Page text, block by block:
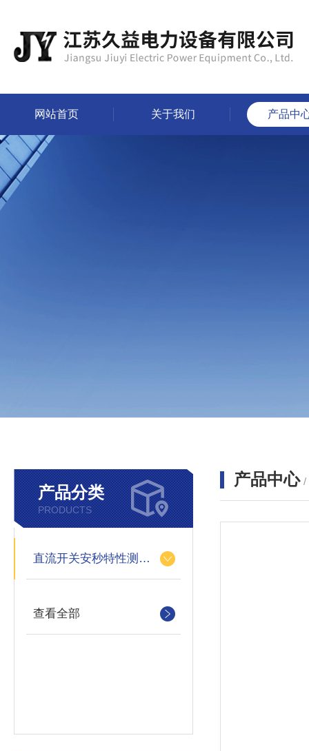
网站首页 关于我们 产品中
产品分类
PRODUCTS
直流开关安秒特性测试仪
查看全部
产品中心 /